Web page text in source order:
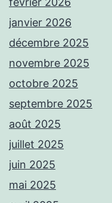
janvier 2026
décembre 2025
novembre 2025
octobre 2025
septembre 2025
août 2025
juillet 2025
juin 2025
mai 2025